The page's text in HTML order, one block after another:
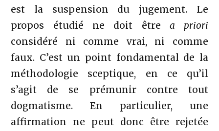
est la suspension du jugement. Le
propos étudié ne doit êtrea priori
considéré ni comme vrai, ni comme
faux. C’est un point fondamental de la
méthodologie sceptique, en ce qu’il
s’agit de se prémunir contre tout
dogmatisme. En particulier, une
affirmation ne peut donc être rejetée